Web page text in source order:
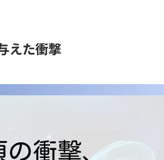
えた衝撃